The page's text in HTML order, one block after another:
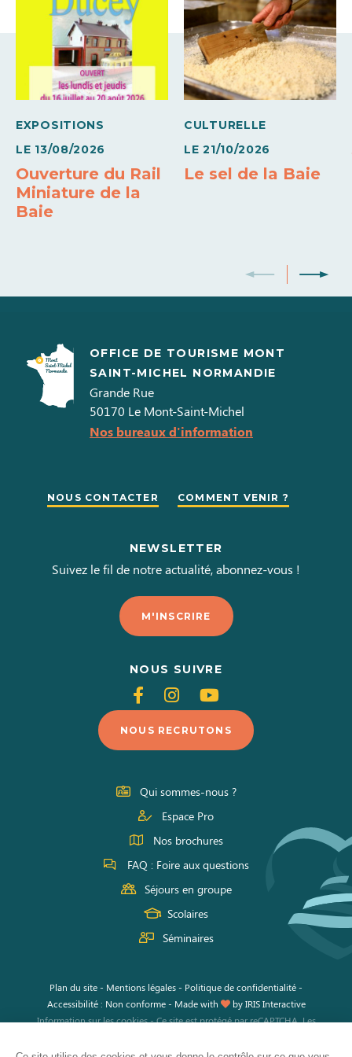
10h00 à
16h00
Vendredi
10h00 à
16h00
EXPOSITIONS
LE 13/08/2026
Ouverture du Rail
Miniature de la
Baie
CULTURELLE
LE 21/10/2026
Le sel de la Baie
OFFICE DE TOURISME MONT
SAINT-MICHEL NORMANDIE
Grande Rue
50170 Le Mont-Saint-Michel
Nos bureaux d'information
NOUS CONTACTER COMMENT VENIR ?
NEWSLETTER
Suivez le fil de notre actualité, abonnez-vous !
M'INSCRIRE
NOUS SUIVRE
Suivez-
nous
sur
Facebook
Suivez-
nous
sur
Instagram
Suivez-
nous
sur
Youtube
NOUS RECRUTONS
Qui sommes-nous ?
Espace Pro
Nos brochures
FAQ : Foire aux questions
Séjours en groupe
Scolaires
Séminaires
Plan du site- Mentions légales- Politique de confidentialité-
Accessibilité : Non conforme - Made with byIRIS Interactive
Information sur les cookies-Ce site est protégé par reCAPTCHA. Les
s'appliquent.